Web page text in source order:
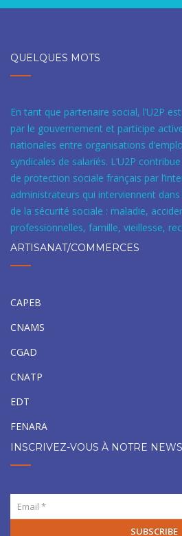
QUELQUES MOTS
En tant que partenaire social, l’U2P
par le gouvernement et participe
nationales entre organisations
syndicales de salariés. L’U2P
de protection sociale français par
administrateurs qui interviennent
de la sécurité sociale : maladie,
professionnelles, famille, vieillesse,
ARTISANAT/COMMERCES
CAPEB
CNAMS
CGAD
CNATP
EDT
FENARA
INSCRIVEZ-VOUS À NOTRE
SUBSCRIBE